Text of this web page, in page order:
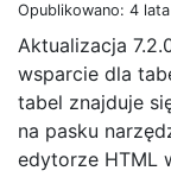
Opublikowano: 4
Aktualizacja
wsparcie dla
tabel znajduje
na pasku
edytorze HTML